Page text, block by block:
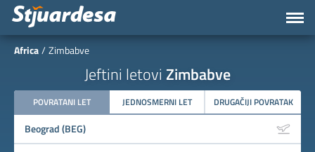
Africa Zimbabve
Jeftini letovi Zimbabve
POVRATANI LET JEDNOSMERNI LET DRUGAČIJI POVRATAK